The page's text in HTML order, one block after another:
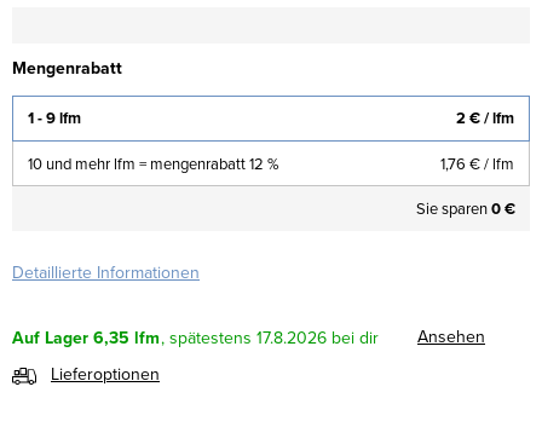
Mengenrabatt
1 - 9 lfm 2 €/ lfm
10 und mehr lfm = mengenrabatt 12 % 1,76 €/ lfm
Sie sparen0 €
Detaillierte Informationen
Auf Lager6,35 lfm 17.8.2026
Ansehen
Lieferoptionen